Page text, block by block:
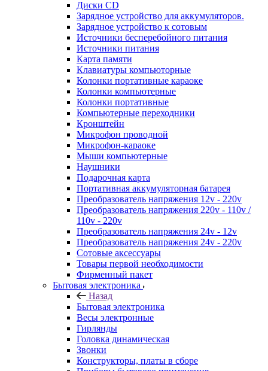
Диски CD
Зарядное устройство для аккумуляторов.
Зарядное устройство к сотовым
Источники бесперебойного питания
Источники питания
Карта памяти
Клавиатуры компьюторные
Колонки портативные караоке
Колонки компьютерные
Колонки портативные
Компьютерные переходники
Кронштейн
Микрофон проводной
Микрофон-караоке
Мыши компьютерные
Наушники
Подарочная карта
Портативная аккумуляторная батарея
Преобразователь напряжения 12v - 220v
Преобразователь напряжения 220v - 110v /
110v - 220v
Преобразователь напряжения 24v - 12v
Преобразователь напряжения 24v - 220v
Сотовые аксессуары
Товары первой необходимости
Фирменный пакет
Бытовая электроника
Назад
Бытовая электроника
Весы электронные
Гирлянды
Головка динамическая
Звонки
Конструкторы, платы в сборе